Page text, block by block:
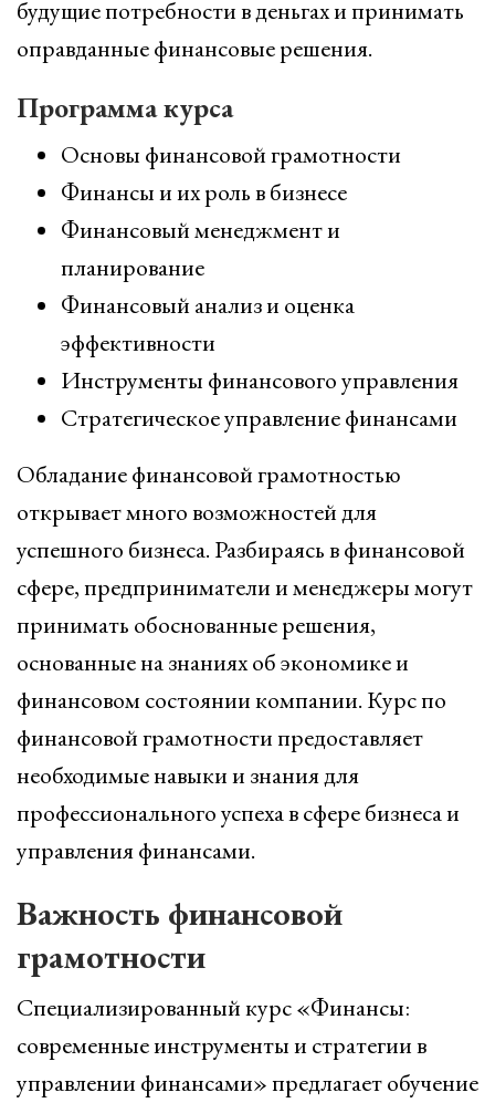
будущие потребности в деньгах и принимать
оправданные финансовые решения.
Программа курса
Основы финансовой грамотности
Финансы и их роль в бизнесе
Финансовый менеджмент и
планирование
Финансовый анализ и оценка
эффективности
Инструменты финансового управления
Стратегическое управление финансами
Обладание финансовой грамотностью
открывает много возможностей для
успешного бизнеса. Разбираясь в финансовой
сфере, предприниматели и менеджеры могут
принимать обоснованные решения,
основанные на знаниях об экономике и
финансовом состоянии компании. Курс по
финансовой грамотности предоставляет
необходимые навыки и знания для
профессионального успеха в сфере бизнеса и
управления финансами.
Важность финансовой
грамотности
Специализированный курс «Финансы:
современные инструменты и стратегии в
управлении финансами» предлагает обучение